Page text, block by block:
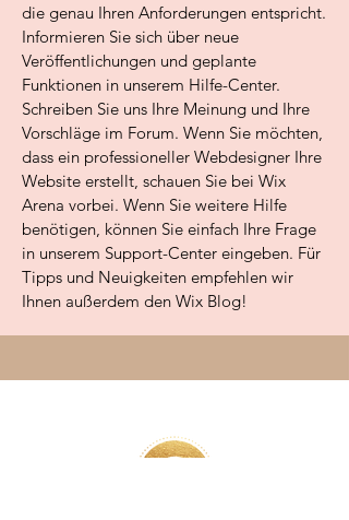
die genau Ihren Anforderungen entspricht.
Informieren Sie sich über neue
Veröffentlichungen und geplante
Funktionen in unserem Hilfe-Center.
Schreiben Sie uns Ihre Meinung und Ihre
Vorschläge im Forum. Wenn Sie möchten,
dass ein professioneller Webdesigner Ihre
Website erstellt, schauen Sie bei Wix
Arena vorbei. Wenn Sie weitere Hilfe
benötigen, können Sie einfach Ihre Frage
in unserem Support-Center eingeben. Für
Tipps und Neuigkeiten empfehlen wir
Ihnen außerdem den Wix Blog!